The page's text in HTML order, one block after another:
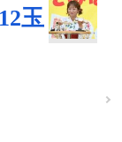
玉